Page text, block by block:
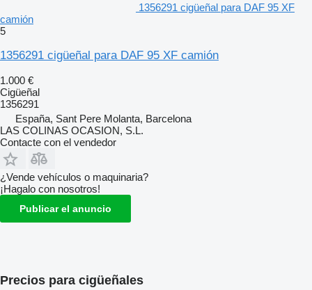
1356291 cigüeñal para DAF 95 XF
camión
5
1356291 cigüeñal para DAF 95 XF camión
1.000 €
Cigüeñal
1356291
España, Sant Pere Molanta, Barcelona
LAS COLINAS OCASION, S.L.
Contacte con el vendedor
¿Vende vehículos o maquinaria?
¡Hagalo con nosotros!
Publicar el anuncio
Precios para cigüeñales